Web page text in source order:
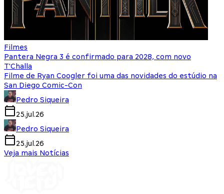
Filmes
Pantera Negra 3 é confirmado para 2028, com novo
T'Challa
Filme de Ryan Coogler foi uma das novidades do estúdio na
San Diego Comic-Con
Pedro Siqueira
25.jul.26
Pedro Siqueira
25.jul.26
Veja mais Notícias